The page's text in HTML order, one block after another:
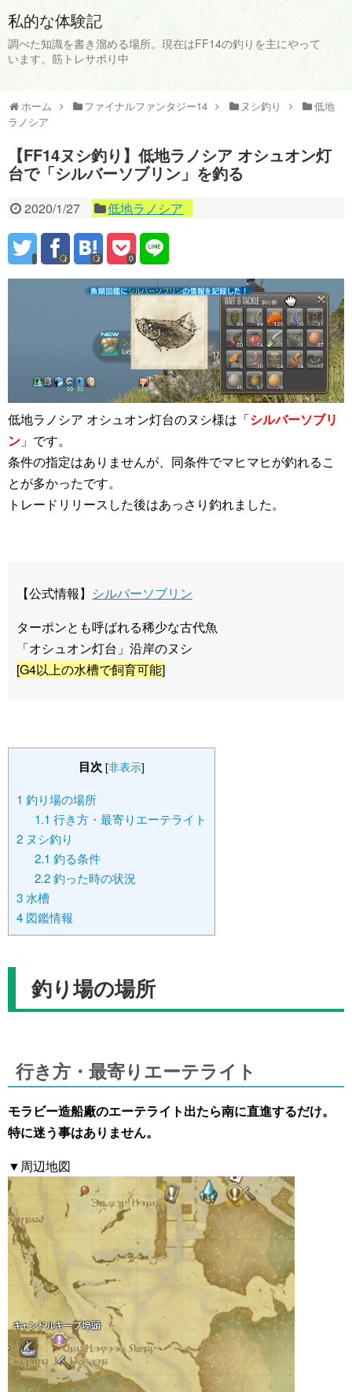
私的な体験記
調べた知識を書き溜める場所。現在はFF14の釣りを主にやって
います。筋トレサボり中
ホーム ファイナルファンタジー14 ヌシ釣り
低地
ラノシア
【FF14ヌシ釣り】低地ラノシア オシュオン灯
台で「シルバーソブリン」を釣る
2020/1/27 低地ラノシア
0
低地ラノシア オシュオン灯台のヌシ様は「シルバーソブリ
ン 」です。
条件の指定はありませんが、同条件でマヒマヒが釣れるこ
とが多かったです。
トレードリリースした後はあっさり釣れました。
【公式情報】 シルバーソブリン
ターポンとも呼ばれる稀少な古代魚
「オシュオン灯台」沿岸のヌシ
[G4以上の水槽で飼育可能]
目次 [非表示]
1 釣り場の場所
1.1 行き方・最寄りエーテライト
2 ヌシ釣り
2.1 釣る条件
2.2釣った時の状況
3 水槽
4 図鑑情報
釣り場の場所
行き方・最寄りエーテライト
モラビー造船廠のエーテライト出たら南に直進するだけ。
特に迷う事はありません。
▼周辺地図